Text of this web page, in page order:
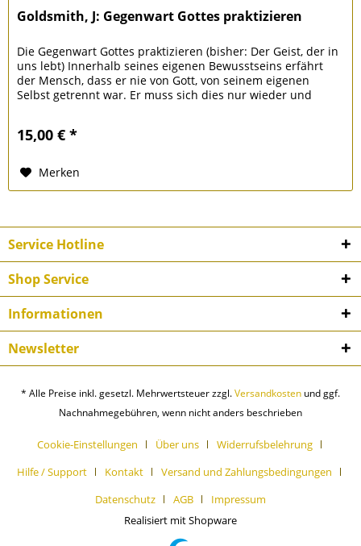
Goldsmith, J: Gegenwart Gottes praktizieren
Die Gegenwart Gottes praktizieren (bisher: Der Geist, der in
uns lebt) Innerhalb seines eigenen Bewusstseins erfährt
der Mensch, dass er nie von Gott, von seinem eigenen
Selbst getrennt war. Er muss sich dies nur wieder und
15,00 € *
Merken
Service Hotline
Shop Service
Informationen
Newsletter
* Alle Preise inkl. gesetzl. Mehrwertsteuer zzgl.Versandkosten und ggf.
Nachnahmegebühren, wenn nicht anders beschrieben
Cookie-Einstellungen Über uns
Widerrufsbelehrung
Hilfe / Support
Kontakt
Versand und Zahlungsbedingungen
Datenschutz
AGB
Impressum
Realisiert mit Shopware